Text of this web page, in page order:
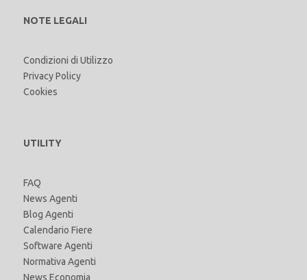
NOTE LEGALI
Condizioni di Utilizzo
Privacy Policy
Cookies
UTILITY
FAQ
News Agenti
Blog Agenti
Calendario Fiere
Software Agenti
Normativa Agenti
News Economia